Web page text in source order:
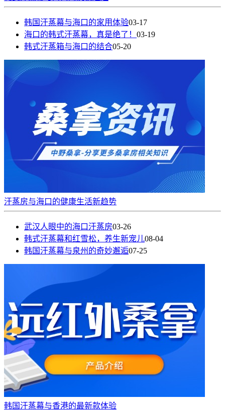
韩国汗蒸幕与海口的家用体验03-17
海口的韩式汗蒸幕，真是绝了！ 03-19
韩式汗蒸箱与海口的结合05-20
汗蒸房与海口的健康生活新趋势
武汉人眼中的海口汗蒸房03-26
韩式汗蒸幕和红雪松，养生新宠儿08-04
韩国汗蒸幕与泉州的奇妙邂逅07-25
韩国汗蒸幕与香港的最新款体验